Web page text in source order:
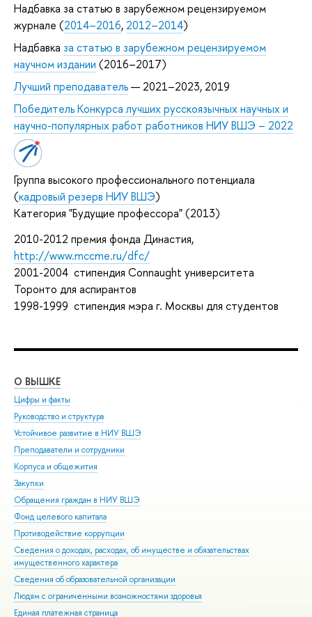
Надбавка за статью в зарубежном рецензируемом
журнале (2014–2016, 2012–2014)
Надбавка за статью в зарубежном рецензируемом
научном издании (2016–2017)
Лучший преподаватель— 2021–2023, 2019
Победитель Конкурса лучших русскоязычных научных и
научно-популярных работ работников НИУ ВШЭ – 2022
Группа высокого профессионального потенциала
(кадровый резерв НИУ ВШЭ)
Категория "Будущие профессора" (2013)
2010-2012 премия фонда Династия,
http://www.mccme.ru/dfc/
2001-2004 cтипендия Connaught университета
Торонто для аспирантов
1998-1999 cтипендия мэра г. Москвы для студентов
О ВЫШКЕ
Цифры и факты
Руководство и структура
Устойчивое развитие в НИУ ВШЭ
Преподаватели и сотрудники
Корпуса и общежития
Закупки
Обращения граждан в НИУ ВШЭ
Фонд целевого капитала
Противодействие коррупции
Сведения о доходах, расходах, об имуществе и обязательствах
имущественного характера
Сведения об образовательной организации
Людям с ограниченными возможностями здоровья
Единая платежная страница